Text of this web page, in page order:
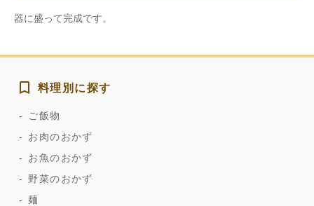
器に盛って完成です。
料理別に探す
ご飯物
お肉のおかず
お魚のおかず
野菜のおかず
麺